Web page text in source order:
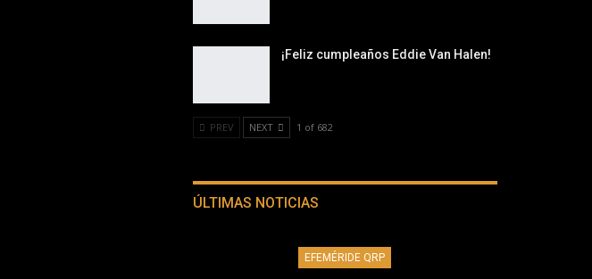
¡Feliz cumpleaños Eddie Van Halen!
PREV NEXT 1 of 682
ÚLTIMAS NOTICIAS
EFEMÉRIDE QRP